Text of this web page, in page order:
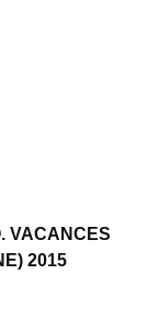
VACANCES
2015